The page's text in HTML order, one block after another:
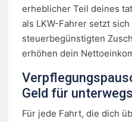
erheblicher Teil deines
als LKW-Fahrer setzt
steuerbegünstigten
erhöhen dein
Geld für unterwegs
Für jede Fahrt, die dich